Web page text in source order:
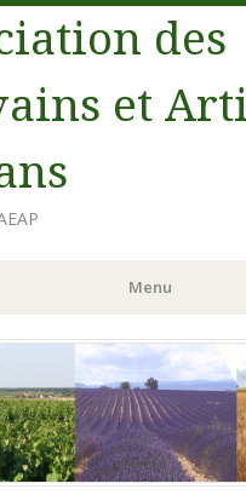
des
et
Menu
principal